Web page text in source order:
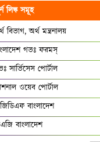
লিঙ্ক সমূহ
বিভাগ, অর্থ মন্ত্রনালয়
গভঃ ফরমস্‌
সার্ভিসেস পোর্টাল
ওয়েব পোর্টাল
বাংলাদেশ
বাংলাদেশ